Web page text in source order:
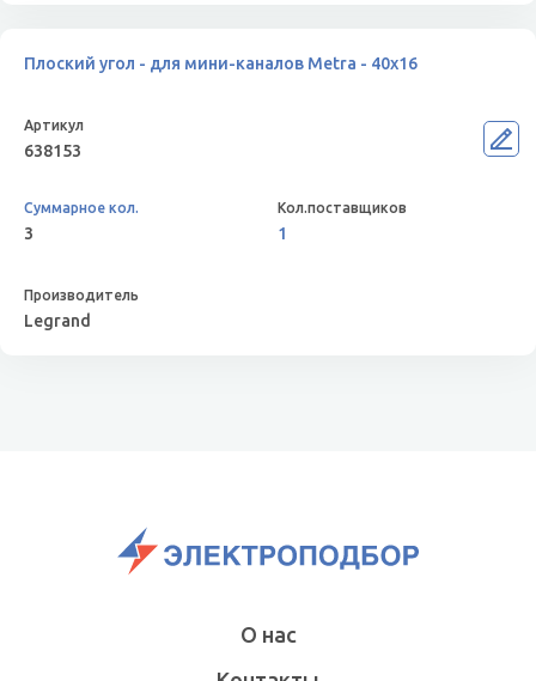
Плоский угол - для мини-каналов Metra - 40x16
638153
3 1
Legrand
О нас